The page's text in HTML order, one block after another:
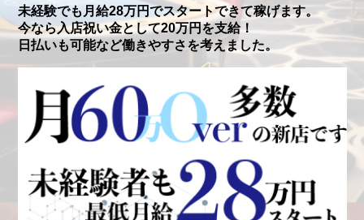
未経験でも月給28万円でスタートできて稼げます。
今なら入店祝い金として20万円を支給！
日払いも可能など働きやすさを考えました。